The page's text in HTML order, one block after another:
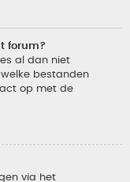
forum?
al dan niet
bestanden
op met de
via het